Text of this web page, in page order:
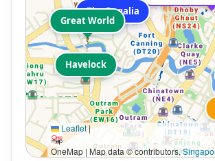
The Regalia
Great World
Havelock
Leaflet|
OneMap | Map data © contributors,